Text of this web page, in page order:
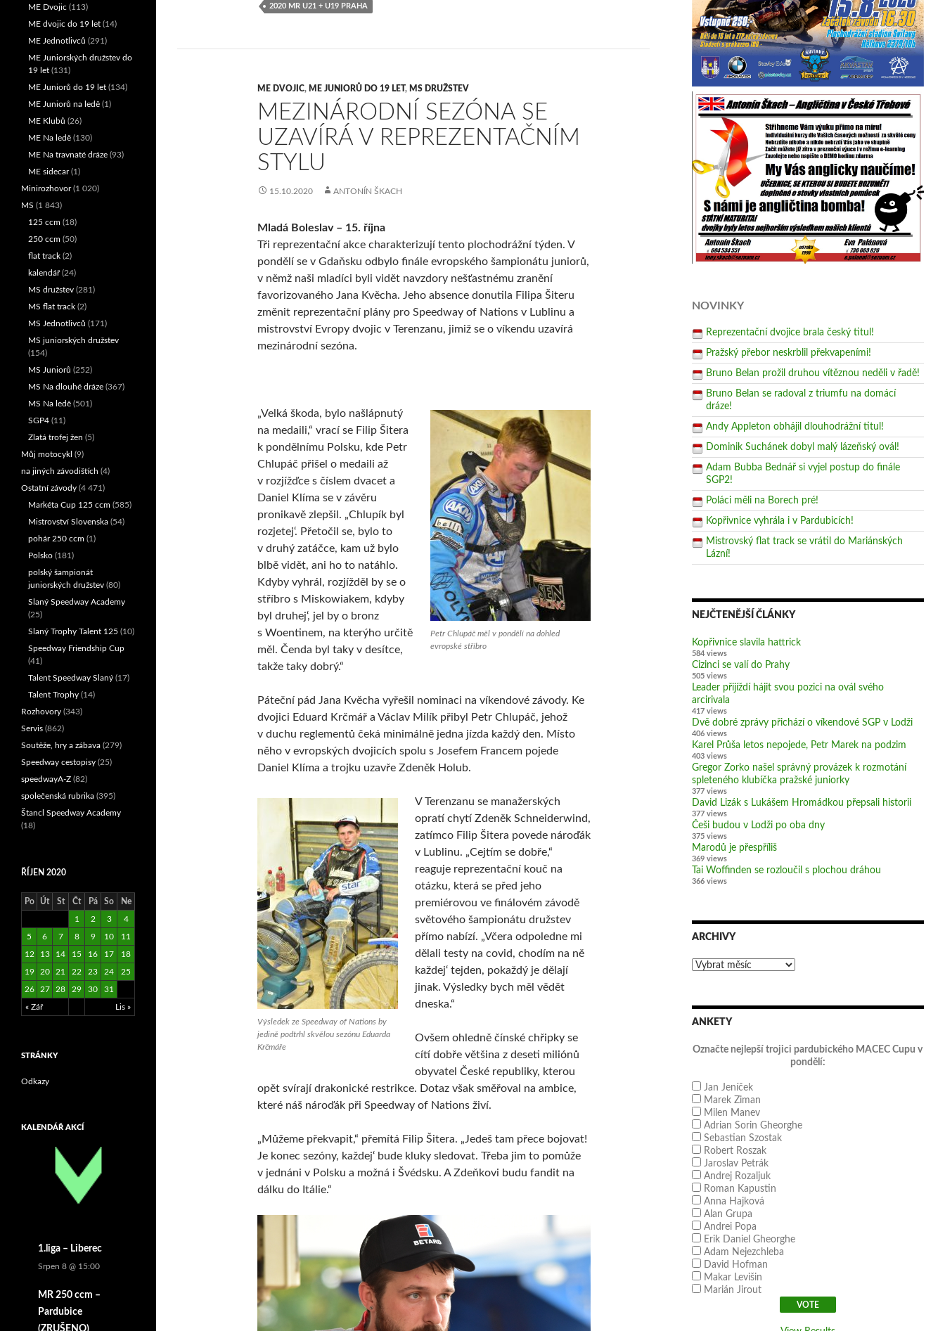
2020 MR U21 + U19 PRAHA
ME DVOJIC, ME JUNIORŮ DO 19 LET, MS DRUŽSTEV
MEZINÁRODNÍ SEZÓNA SE
UZAVÍRÁ V REPREZENTAČNÍM
STYLU
15.10.2020 ANTONÍN ŠKACH
Mladá Boleslav – 15. října
Tři reprezentační akce charakterizují tento plochodrážní týden. V
pondělí se v Gdaňsku odbylo finále evropského šampionátu juniorů,
v němž naši mladíci byli vidět navzdory nešťastnému zranění
favorizovaného Jana Kvěcha. Jeho absence donutila Filipa Šiteru
změnit reprezentační plány pro Speedway of Nations v Lublinu a
mistrovství Evropy dvojic v Terenzanu, jimiž se o víkendu uzavírá
mezinárodní sezóna.
Petr Chlupáč měl v pondělí na dohled
evropské stříbro
„Velká škoda, bylo našlápnutý
na medaili,“ vrací se Filip Šitera
k pondělnímu Polsku, kde Petr
Chlupáč přišel o medaili až
v rozjížďce s číslem dvacet a
Daniel Klíma se v závěru
pronikavě zlepšil. „Chlupík byl
rozjetej‘. Přetočil se, bylo to
v druhý zatáčce, kam už bylo
blbě vidět, ani ho to natáhlo.
Kdyby vyhrál, rozjížděl by se o
stříbro s Miskowiakem, kdyby
byl druhej‘, jel by o bronz
s Woentinem, na kterýho určitě
měl. Čenda byl taky v desítce,
takže taky dobrý.“
Páteční pád Jana Kvěcha vyřešil nominaci na víkendové závody. Ke
dvojici Eduard Krčmář a Václav Milík přibyl Petr Chlupáč, jehož
v duchu reglementů čeká minimálně jedna jízda každý den. Místo
něho v evropských dvojicích spolu s Josefem Francem pojede
Daniel Klíma a trojku uzavře Zdeněk Holub.
Výsledek ze Speedway of Nations by
jedině podtrhl skvělou sezónu Eduarda
Krčmáře
V Terenzanu se manažerských
opratí chytí Zdeněk Schneiderwind,
zatímco Filip Šitera povede nároďák
v Lublinu. „Cejtím se dobře,“
reaguje reprezentační kouč na
otázku, která se před jeho
premiérovou ve finálovém závodě
světového šampionátu družstev
přímo nabízí. „Včera odpoledne mi
dělali testy na covid, chodím na ně
každej‘ tejden, pokaždý je dělají
jinak. Výsledky bych měl vědět
dneska.“
Ovšem ohledně čínské chřipky se
cítí dobře většina z deseti miliónů
obyvatel České republiky, kterou
opět svírají drakonické restrikce. Dotaz však směřoval na ambice,
které náš nároďák při Speedway of Nations živí.
„Můžeme překvapit,“ přemítá Filip Šitera. „Jedeš tam přece bojovat!
Je konec sezóny, každej‘ bude kluky sledovat. Třeba jim to pomůže
v jednáni v Polsku a možná i Švédsku. A Zdeňkovi budu fandit na
dálku do Itálie.“
NOVINKY
Reprezentační dvojice brala český titul!
Pražský přebor neskrblil překvapeními!
Bruno Belan prožil druhou vítěznou neděli v řadě!
Bruno Belan se radoval z triumfu na domácí
dráze!
Andy Appleton obhájil dlouhodrážní titul!
Dominik Suchánek dobyl malý lázeňský ovál!
Adam Bubba Bednář si vyjel postup do finále
SGP2!
Poláci měli na Borech pré!
Kopřivnice vyhrála i v Pardubicích!
Mistrovský flat track se vrátil do Mariánských
Lázní!
NEJČTENĚJŠÍ ČLÁNKY
Kopřivnice slavila hattrick
584 views
Cizinci se valí do Prahy
505 views
Leader přijíždí hájit svou pozici na ovál svého
arcirivala
417 views
Dvě dobré zprávy přichází o víkendové SGP v Lodži
406 views
Karel Průša letos nepojede, Petr Marek na podzim
403 views
Gregor Zorko našel správný provázek k rozmotání
spleteného klubíčka pražské juniorky
377 views
David Lizák s Lukášem Hromádkou přepsali historii
377 views
Češi budou v Lodži po oba dny
375 views
Marodů je přespříliš
369 views
Tai Woffinden se rozloučil s plochou dráhou
366 views
ARCHIVY
Archivy
ANKETY
Označte nejlepší trojici pardubického MACEC Cupu v
pondělí:
Jan Jeníček
Marek Ziman
Milen Manev
Adrian Sorin Gheorghe
Sebastian Szostak
Robert Roszak
Jaroslav Petrák
Andrej Rozaljuk
Roman Kapustin
Anna Hajková
Alan Grupa
Andrei Popa
Erik Daniel Gheorghe
Adam Nejezchleba
David Hofman
Makar Levišin
Marián Jirout
ME Dvojic (113)
ME dvojic do 19 let (14)
ME Jednotlivců (291)
ME Juniorských družstev do
19 let (131)
ME Juniorů do 19 let (134)
ME Juniorů na ledě (1)
ME Klubů (26)
ME Na ledě (130)
ME Na travnaté dráze (93)
ME sidecar(1)
Minirozhovor(1 020)
MS (1 843)
125 ccm (18)
250 ccm (50)
flat track (2)
kalendář(24)
MS družstev (281)
MS flat track (2)
MS Jednotlivců (171)
MS juniorských družstev
(154)
MS Juniorů (252)
MS Na dlouhé dráze (367)
MS Na ledě (501)
SGP4 (11)
Zlatá trofej žen (5)
Můj motocykl (9)
na jiných závodištích (4)
Ostatní závody (4 471)
Markéta Cup 125 ccm (585)
Mistrovství Slovenska (54)
pohár 250 ccm (1)
Polsko (181)
polský šampionát
juniorských družstev (80)
Slaný Speedway Academy
(25)
Slaný Trophy Talent 125 (10)
Speedway Friendship Cup
(41)
Talent Speedway Slaný (17)
Talent Trophy (14)
Rozhovory (343)
Servis (862)
Soutěže, hry a zábava (279)
Speedway cestopisy (25)
speedwayA-Z (82)
společenská rubrika (395)
Štancl Speedway Academy
(18)
ŘÍJEN 2020
Po Út St Čt Pá So Ne
« Zář Lis »
1 2 3 4
5 6 7 8 9 10 11
12 13 14 15 16 17 18
19 20 21 22 23 24 25
26 27 28 29 30 31
STRÁNKY
Odkazy
KALENDÁŘ AKCÍ
1.liga – Liberec
Srpen 8 @ 15:00
MR 250 ccm –
Pardubice
(ZRUŠENO)